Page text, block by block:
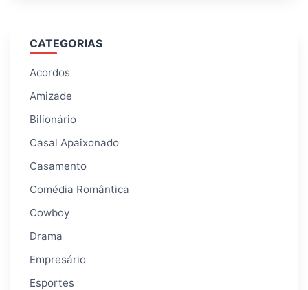
CATEGORIAS
Acordos
Amizade
Bilionário
Casal Apaixonado
Casamento
Comédia Romântica
Cowboy
Drama
Empresário
Esportes